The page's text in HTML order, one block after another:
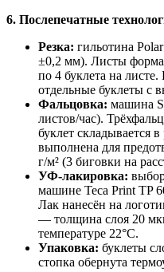
6. Послепечатные
Резка: гильотина
±0,2 мм). Листы
по 4 буклета на
отдельные буклеты с
Фальцовка: машина
листов/час).
буклет складывается
выполнена для
г/м² (3 биговки на
УФ-лакировка:
машине Teca Print TP
Лак нанесён на
— толщина слоя 20
температуре 22°C.
Упаковка: буклеты
стопка обернута